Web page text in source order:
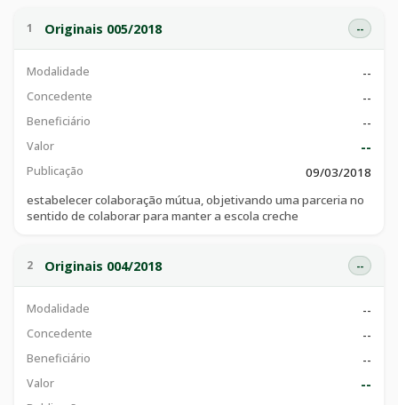
1 Originais 005/2018 --
Modalidade --
Concedente --
Beneficiário --
Valor --
Publicação
09/03/2018
estabelecer colaboração mútua, objetivando uma parceria no
sentido de colaborar para manter a escola creche
2 Originais 004/2018 --
Modalidade --
Concedente --
Beneficiário --
Valor --